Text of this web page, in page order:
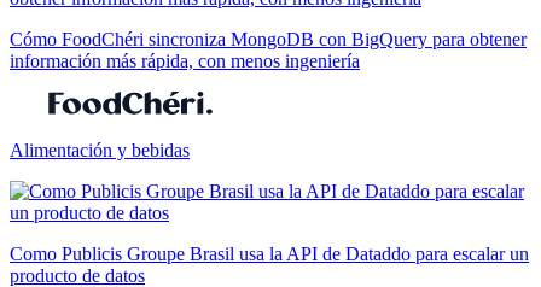
Cómo FoodChéri sincroniza MongoDB con BigQuery para obtener
información más rápida, con menos ingeniería
Alimentación y bebidas
Como Publicis Groupe Brasil usa la API de Dataddo para escalar un
producto de datos